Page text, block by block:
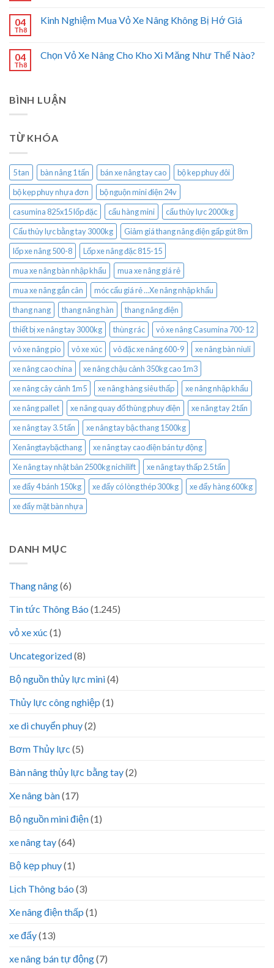
04
Th8
Kinh Nghiệm Mua Vỏ Xe Nâng Không Bị Hớ Giá
04
Th8
Chọn Vỏ Xe Nâng Cho Kho Xi Măng Như Thế Nào?
BÌNH LUẬN
TỪ KHÓA
5 tan bàn nâng 1 tấn bán xe nâng tay cao
bộ kep phuy đôi
bộ kẹp phuy nhựa đơn
bộ nguộn mini điện 24v
casumina 825x15 lốp đặc
cẩu hàng mini
cẩu thủy lực 2000kg
Cẩu thủy lực bằng tay 3000kg
Giảm giá thang nâng điện gấp gút 8m
lốp xe nâng 500-8
Lốp xe nâng đặc 815-15
mua xe nâng bàn nhập khẩu
mua xe nâng giá rẻ
mua xe nâng gắn cân
móc cẩu giá rẻ ...Xe nâng nhập khẩu
thang nang
thang nâng hàn
thang nâng điện
thiết bị xe nâng tay 3000kg
thùng rác
vỏ xe nâng Casumina 700-12
vỏ xe nâng pio
vỏ xe xúc vỏ đặc xe nâng 600-9
xe nâng bàn niuli
xe nâng cao china
xe nâng chậu cảnh 350kg cao 1m3
xe nâng cây cảnh 1m5
xe nâng hàng siêu thấp
xe nâng nhập khẩu
xe nâng pallet
xe nâng quay đổ thùng phuy điện
xe nâng tay 2 tấn
xe nâng tay 3.5 tấn
xe nâng tay bậc thang 1500kg
Xenângtaybặcthang
xe nâng tay cao điện bán tự động
Xe nâng tay nhật bản 2500kg nichilift
xe nâng tay thấp 2.5 tấn
xe đẩy 4 bánh 150kg
xe đẩy có lòng thép 300kg
xe đẩy hàng 600kg
xe đẩy mặt bàn nhựa
DANH MỤC
Thang nâng(6)
Tin tức Thông Báo (1.245)
vỏ xe xúc (1)
Uncategorized(8)
Bộ nguồn thủy lực mini(4)
Thủy lực công nghiệp (1)
xe di chuyển phuy(2)
Bơm Thủy lực (5)
Bàn nâng thủy lực bằng tay(2)
Xe nâng bàn(17)
Bộ nguồn mini điện(1)
xe nâng tay(64)
Bộ kẹp phuy(1)
Lịch Thông báo (3)
Xe nâng điện thấp (1)
xe đẩy(13)
xe nâng bán tự động(7)